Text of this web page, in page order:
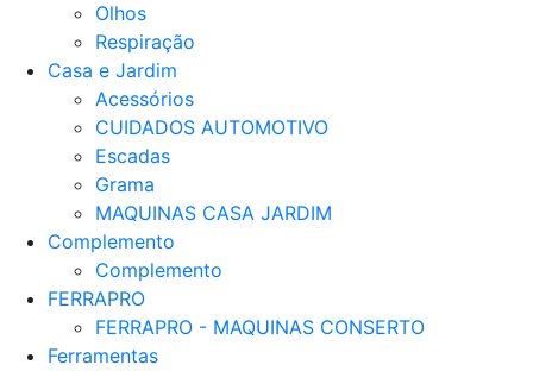
Olhos
Respiração
Casa e Jardim
Acessórios
CUIDADOS AUTOMOTIVO
Escadas
Grama
MAQUINAS CASA JARDIM
Complemento
Complemento
FERRAPRO
FERRAPRO - MAQUINAS CONSERTO
Ferramentas